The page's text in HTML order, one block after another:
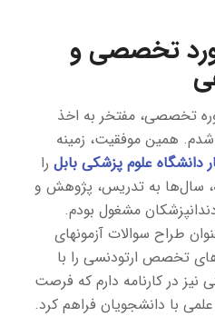
تخصصی و
تخصصی، مفتخر به اخذ
همین موفقیت، زمینه
دانشگاه علوم پزشکی بابلرا
سال‌ها به تدریس، پژوهش و
مشغول بودم.
طراح سوالات آزمونهای
تخصص ارتودنسی را با
در کارنامه دارم که فرصت
علمی با دانشجویان فراهم کرد.